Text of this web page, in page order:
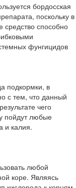
бордосская
поскольку в
средство способно
фунгицидов
подкормки, в
с тем, что данный
чего
пойдут любые
и калия.
любой
коре. Являясь